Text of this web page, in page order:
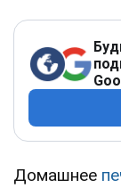
Домашнее